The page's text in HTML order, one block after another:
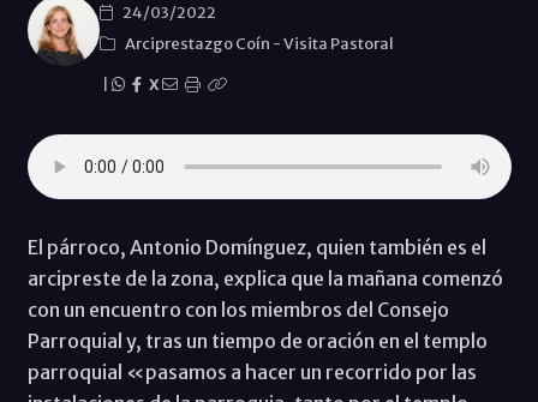
24/03/2022
Arciprestazgo Coí­n -Visita Pastoral
X
El párroco, Antonio Domínguez, quien también es el
arcipreste de la zona, explica que la mañana comenzó
con un encuentro con los miembros del Consejo
Parroquial y, tras un tiempo de oración en el templo
parroquial «pasamos a hacer un recorrido por las